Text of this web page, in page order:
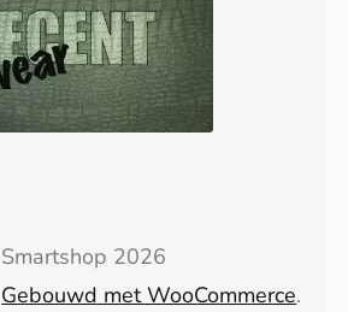
2026
Gebouwd met WooCommerce.